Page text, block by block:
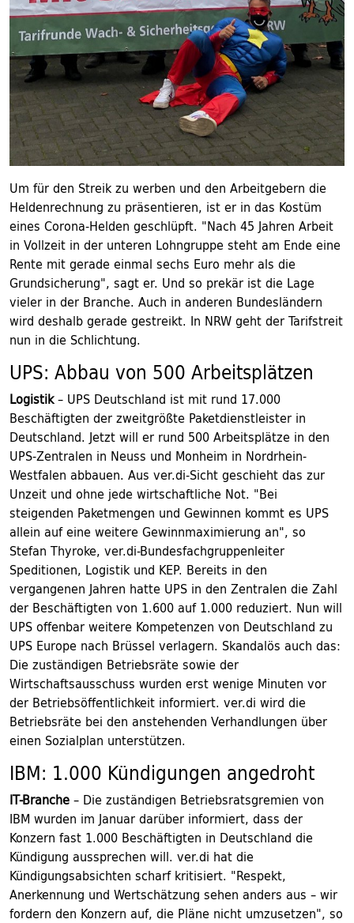
Um für den Streik zu werben und den Arbeitgebern die
Heldenrechnung zu präsentieren, ist er in das Kostüm
eines Corona-Helden geschlüpft. "Nach 45 Jahren Arbeit
in Vollzeit in der unteren Lohngruppe steht am Ende eine
Rente mit gerade einmal sechs Euro mehr als die
Grundsicherung", sagt er. Und so prekär ist die Lage
vieler in der Branche. Auch in anderen Bundesländern
wird deshalb gerade gestreikt. In NRW geht der Tarifstreit
nun in die Schlichtung.
UPS: Abbau von 500 Arbeitsplätzen
Logistik– UPS Deutschland ist mit rund 17.000
Beschäftigten der zweitgrößte Paketdienstleister in
Deutschland. Jetzt will er rund 500 Arbeitsplätze in den
UPS-Zentralen in Neuss und Monheim in Nordrhein-
Westfalen abbauen. Aus ver.di-Sicht geschieht das zur
Unzeit und ohne jede wirtschaftliche Not. "Bei
steigenden Paketmengen und Gewinnen kommt es UPS
allein auf eine weitere Gewinnmaximierung an", so
Stefan Thyroke, ver.di-Bundesfachgruppenleiter
Speditionen, Logistik und KEP. Bereits in den
vergangenen Jahren hatte UPS in den Zentralen die Zahl
der Beschäftigten von 1.600 auf 1.000 reduziert. Nun will
UPS offenbar weitere Kompetenzen von Deutschland zu
UPS Europe nach Brüssel verlagern. Skandalös auch das:
Die zuständigen Betriebsräte sowie der
Wirtschaftsausschuss wurden erst wenige Minuten vor
der Betriebsöffentlichkeit informiert. ver.di wird die
Betriebsräte bei den anstehenden Verhandlungen über
einen Sozialplan unterstützen.
IBM: 1.000 Kündigungen angedroht
IT-Branche– Die zuständigen Betriebsratsgremien von
IBM wurden im Januar darüber informiert, dass der
Konzern fast 1.000 Beschäftigten in Deutschland die
Kündigung aussprechen will. ver.di hat die
Kündigungsabsichten scharf kritisiert. "Respekt,
Anerkennung und Wertschätzung sehen anders aus – wir
fordern den Konzern auf, die Pläne nicht umzusetzen", so